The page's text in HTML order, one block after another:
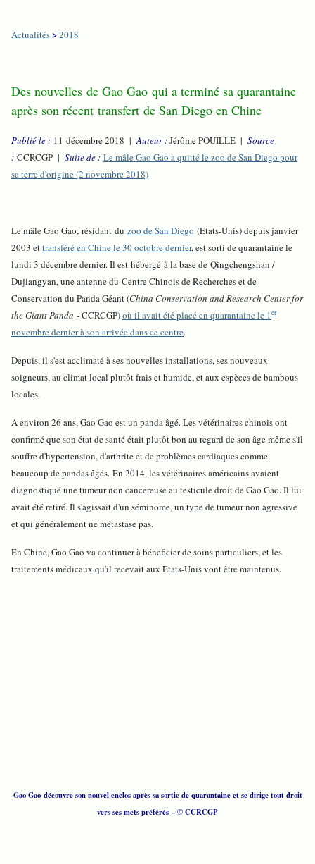
Actualités>2018
Des nouvelles de Gao Gao qui a terminé sa quarantaine
après son récent transfert de San Diego en Chine
Publié le : 11 décembre 2018 |Auteur :Jérôme POUILLE | Source
: CCRCGP | Suite de : Le mâle Gao Gao a quitté le zoo de San Diego pour
sa terre d'origine (2 novembre 2018)
Le mâle Gao Gao, résidant du zoo de San Diego (Etats-Unis) depuis janvier
2003 ettransféré en Chine le 30 octobre dernier, est sorti de quarantaine le
lundi 3 décembre dernier. Il est hébergé à la base de Qingchengshan /
Dujiangyan, une antenne du Centre Chinois de Recherches et de
Conservation du Panda Géant (China Conservation and Research Center for
the Giant Panda - CCRCGP)où il avait été placé en quarantaine le 1er
novembre dernier à son arrivée dans ce centre.
Depuis, il s'est acclimaté à ses nouvelles installations, ses nouveaux
soigneurs, au climat local plutôt frais et humide, et aux espèces de bambous
locales.
A environ 26 ans, Gao Gao est un panda âgé. Les vétérinaires chinois ont
confirmé que son état de santé était plutôt bon au regard de son âge même s'il
souffre d'hypertension, d'arthrite et de problèmes cardiaques comme
beaucoup de pandas âgés. En 2014, les vétérinaires américains avaient
diagnostiqué une tumeur non cancéreuse au testicule droit de Gao Gao. Il lui
avait été retiré. Il s'agissait d'un séminome, un type de tumeur non agressive
et qui généralement ne métastase pas.
En Chine, Gao Gao va continuer à bénéficier de soins particuliers, et les
traitements médicaux qu'il recevait aux Etats-Unis vont être maintenus.
Gao Gao découvre son nouvel enclos après sa sortie de quarantaine et se dirige tout droit
vers ses mets préférés - © CCRCGP